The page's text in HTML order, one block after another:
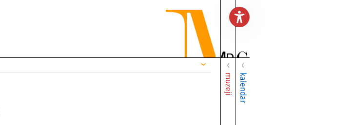
muzeji kalendar